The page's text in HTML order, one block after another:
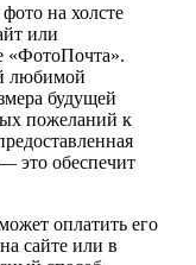
на холсте
или
«ФотоПочта».
любимой
будущей
пожеланий к
это обеспечит
оплатить его
сайте или в